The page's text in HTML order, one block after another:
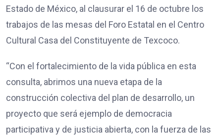
Estado de México, al clausurar el 16 de octubre los
trabajos de las mesas del Foro Estatal en el Centro
Cultural Casa del Constituyente de Texcoco.
“Con el fortalecimiento de la vida pública en esta
consulta, abrimos una nueva etapa de la
construcción colectiva del plan de desarrollo, un
proyecto que será ejemplo de democracia
participativa y de justicia abierta, con la fuerza de las